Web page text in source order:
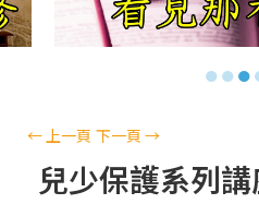
【信仰之旅】
—金毓瑋 神父
【信仰之旅】第
高樂祈 修女
●●●
← 上一頁 下一頁→